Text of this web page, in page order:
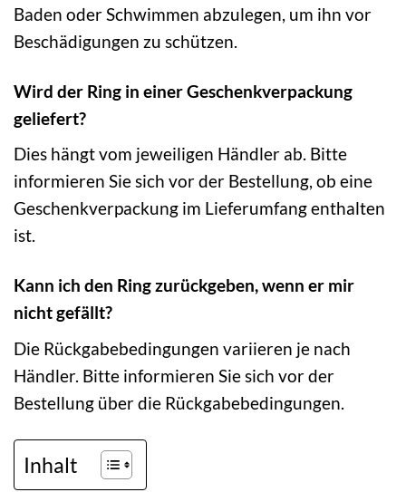
Baden oder Schwimmen abzulegen, um ihn vor
Beschädigungen zu schützen.
Wird der Ring in einer Geschenkverpackung
geliefert?
Dies hängt vom jeweiligen Händler ab. Bitte
informieren Sie sich vor der Bestellung, ob eine
Geschenkverpackung im Lieferumfang enthalten
ist.
Kann ich den Ring zurückgeben, wenn er mir
nicht gefällt?
Die Rückgabebedingungen variieren je nach
Händler. Bitte informieren Sie sich vor der
Bestellung über die Rückgabebedingungen.
Inhalt